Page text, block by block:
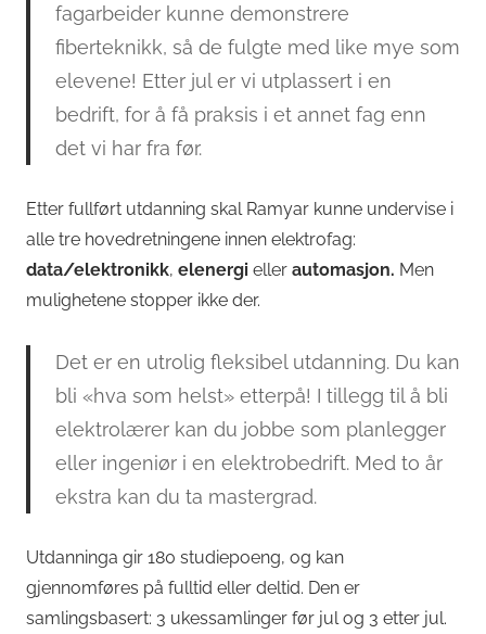
fagarbeider kunne demonstrere
fiberteknikk, så de fulgte med like mye som
elevene! Etter jul er vi utplassert i en
bedrift, for å få praksis i et annet fag enn
det vi har fra før.
Etter fullført utdanning skal Ramyar kunne undervise i
alle tre hovedretningene innen elektrofag:
data/elektronikk, elenergi eller automasjon. Men
mulighetene stopper ikke der.
Det er en utrolig fleksibel utdanning. Du kan
bli «hva som helst» etterpå! I tillegg til å bli
elektrolærer kan du jobbe som planlegger
eller ingeniør i en elektrobedrift. Med to år
ekstra kan du ta mastergrad.
Utdanninga gir 180 studiepoeng, og kan
gjennomføres på fulltid eller deltid. Den er
samlingsbasert: 3 ukessamlinger før jul og 3 etter jul.